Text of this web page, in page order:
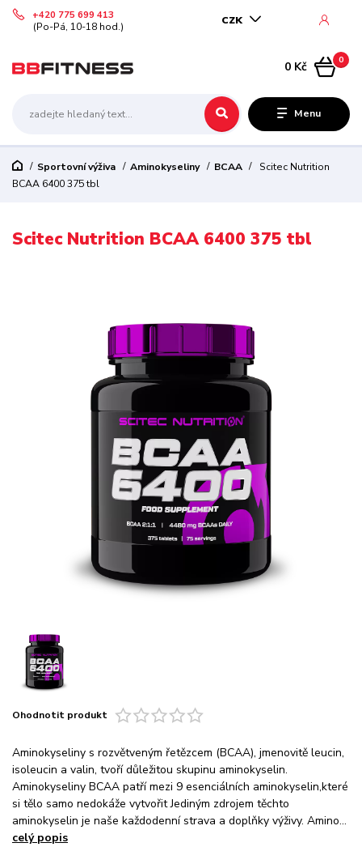
Menu
CZK
+420 775 699 413
(Po-Pá, 10-18 hod.)
0
0 Kč
Sportovní výživa Aminokyseliny BCAA
Scitec Nutrition
BCAA 6400 375 tbl
Scitec Nutrition BCAA 6400 375 tbl
Ohodnotit produkt
Aminokyseliny s rozvětveným řetězcem (BCAA), jmenovitě leucin,
isoleucin a valin, tvoří důležitou skupinu aminokyselin.
Aminokyseliny BCAA patří mezi 9 esenciálních aminokyselin,které
si tělo samo nedokáže vytvořit Jediným zdrojem těchto
aminokyselin je naše každodenní strava a doplňky výživy. Amino...
celý popis